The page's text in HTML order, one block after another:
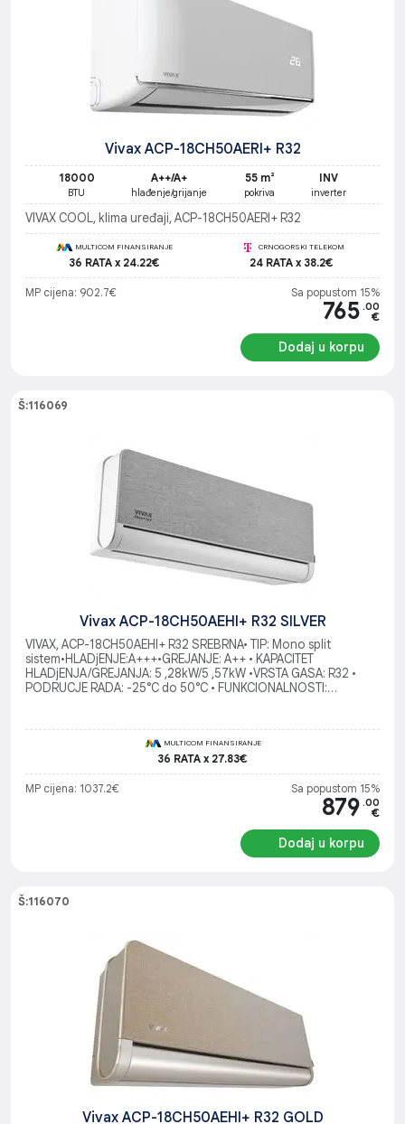
Vivax ACP-18CH50AERI+ R32
18000
BTU
A++/A+
hlađenje/grijanje
55 m²
pokriva
INV
inverter
VIVAX COOL, klima uređaji, ACP-18CH50AERI+ R32
MULTICOM FINANSIRANJE
36 RATA x 24.22€
CRNOGORSKI TELEKOM
24 RATA x 38.2€
MP cijena: 902.7€ Sa popustom 15%
765 .00
€
Dodaj u korpu
Š:116069
Vivax ACP-18CH50AEHI+ R32 SILVER
VIVAX, ACP-18CH50AEHI+ R32 SREBRNA• TIP: Mono split
sistem•HLADjENJE:A+++•GREJANJE: A++ • KAPACITET
HLADjENJA/GREJANJA: 5 ,28kW/5 ,57kW •VRSTA GASA: R32 •
PODRUCJE RADA: -25°C do 50°C • FUNKCIONALNOSTI:
MULTICOM FINANSIRANJE
36 RATA x 27.83€
MP cijena: 1037.2€ Sa popustom 15%
879 .00
€
Dodaj u korpu
Š:116070
Vivax ACP-18CH50AEHI+ R32 GOLD